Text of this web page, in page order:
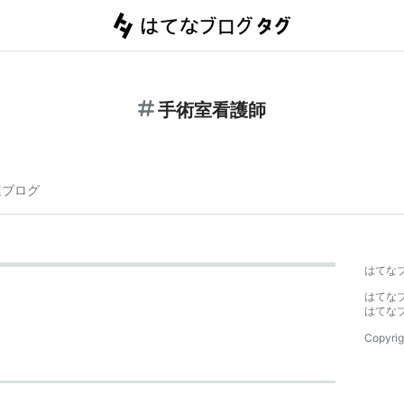
手術室看護師
ログ
はてな
はてな
はてな